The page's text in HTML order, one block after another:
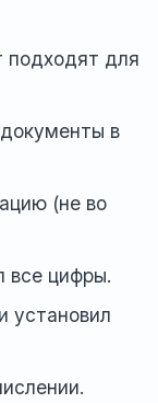
подходят для
в
(не во
все цифры.
установил